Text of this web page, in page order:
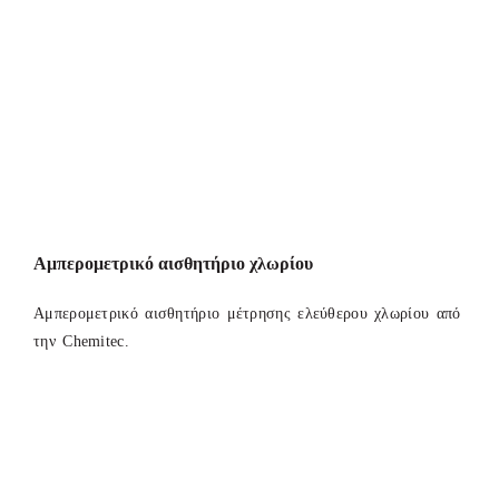
Αμπερομετρικό αισθητήριο χλωρίου
Αμπερομετρικό αισθητήριο μέτρησης ελεύθερου χλωρίου από
την Chemitec.